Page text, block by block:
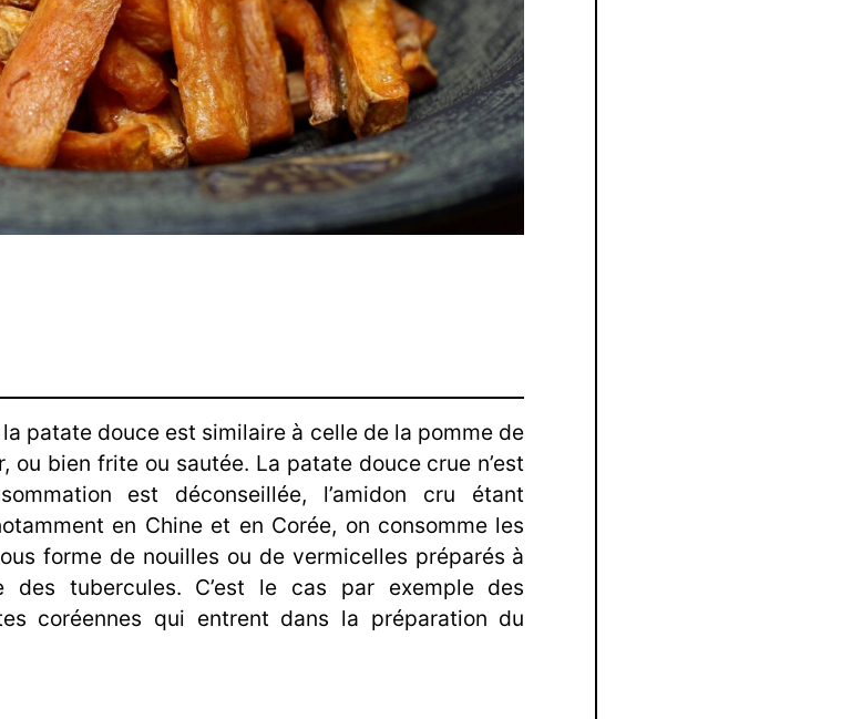
patate douce est similaire à celle de la pomme de
ou bien frite ou sautée. La patate douce crue n’est
est déconseillée, l’amidon cru étant
en Chine et en Corée, on consomme les
forme de nouilles ou de vermicelles préparés à
tubercules. C’est le cas par exemple des
coréennes qui entrent dans la préparation du